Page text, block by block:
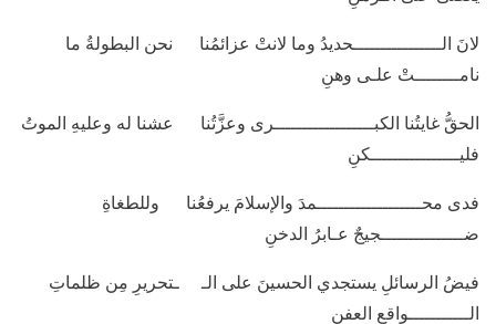
لانَ الــــــــــــــــحديدُ وما لانتْ عزائمُنا نحن البطولةُ ما
نامــــــــتْ علـى وهنِ
الحقُّ غايتُنا الكبــــــــــــــــــرى وعزَّتُنا عشنا له وعليهِ الموتُ
فليــــــــــــــــكنِ
فدى محـــــــــــــــــــمدَ والإسلامَ يرفعُنا وللطغاةِ
ضـــــــــــــــجيجٌ عـابرُ الدخنِ
فيضُ الرسائلِ يستجدي الحسينَ على الـ ـتحريرِ مِن ظلماتِ
الـــــــــــواقعِ العفنِ